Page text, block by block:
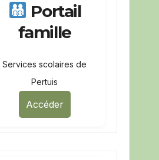
Portail
famille
Services scolaires de
Pertuis
Accéder